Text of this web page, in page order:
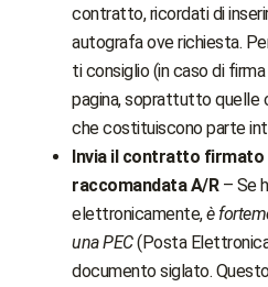
contratto, ricordati di
autografa ove richiesta.
ti consiglio (in caso di
pagina, soprattutto quelle
che costituiscono parte
Invia il contratto firmato
raccomandata A/R– Se
elettronicamente,è
una PEC(Posta
documento siglato.